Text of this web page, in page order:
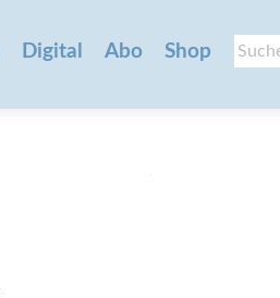
Suche
nach:
Digital Abo Shop